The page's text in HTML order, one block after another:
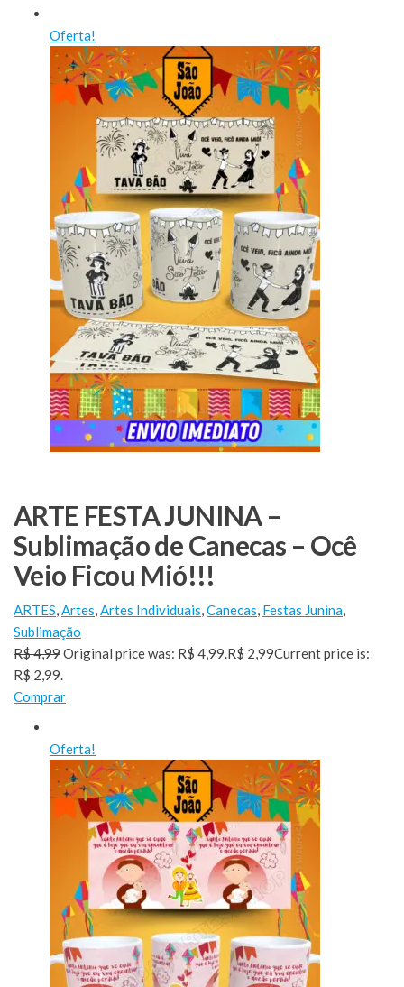
Oferta!
ARTE FESTA JUNINA –
Sublimação de Canecas – Ocê
Veio Ficou Mió!!!
ARTES,Artes,Artes Individuais,Canecas, Festas Junina,
Sublimação
R$ 4,99Original price was: R$ 4,99.R$ 2,99Current price is:
R$ 2,99.
Comprar
Oferta!